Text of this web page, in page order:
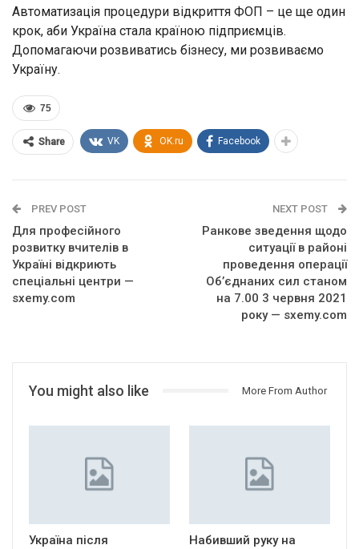
Автоматизація процедури відкриття ФОП – це ще один
крок, аби Україна стала країною підприємців.
Допомагаючи розвиватись бізнесу, ми розвиваємо
Україну.
75
Share VK OK.ru Facebook
PREV POST
Для професійного
розвитку вчителів в
Україні відкриють
спеціальні центри —
sxemy.com
NEXT POST
Ранкове зведення щодо
ситуації в районі
проведення операції
Об’єднаних сил станом
на 7.00 3 червня 2021
року — sxemy.com
You might also like More From Author
Україна після
Набивший руку на